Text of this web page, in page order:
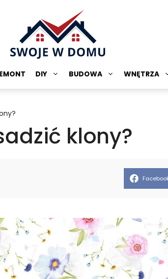
DIY BUDOWA WNĘTRZA
klony?
Share
on